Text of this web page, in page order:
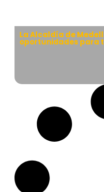
La Alcaldía de
oportunidades para